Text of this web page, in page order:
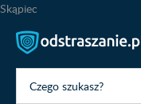
Skąpiec